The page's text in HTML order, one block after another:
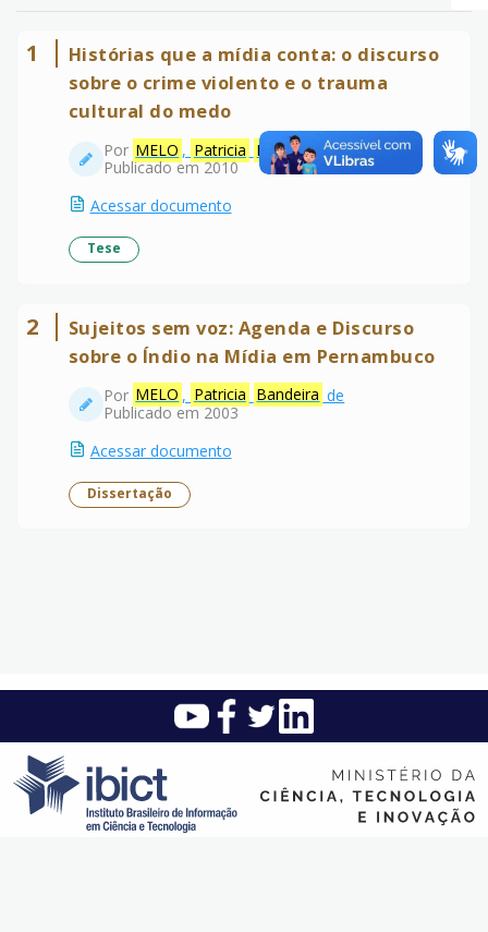
1
Histórias que a mídia conta: o discurso
sobre o crime violento e o trauma
cultural do medo
Por MELO , Patricia Bandeira de
Publicado em 2010
Acessar documento
Tese
2
Sujeitos sem voz: Agenda e Discurso
sobre o Índio na Mídia em Pernambuco
Por MELO , Patricia Bandeira de
Publicado em 2003
Acessar documento
Dissertação